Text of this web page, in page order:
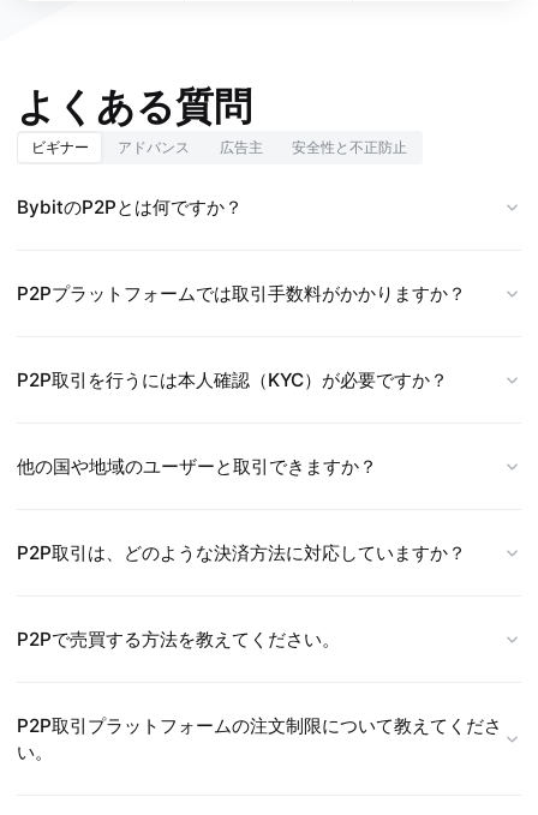
よくある質問
ビギナー アドバンス 広告主 安全性と不正防止
BybitのP2Pとは何ですか？
P2Pプラットフォームでは取引手数料がかかりますか？
P2P取引を行うには本人確認（KYC）が必要ですか？
他の国や地域のユーザーと取引できますか？
P2P取引は、どのような決済方法に対応していますか？
P2Pで売買する方法を教えてください。
P2P取引プラットフォームの注文制限について教えてくださ
い。